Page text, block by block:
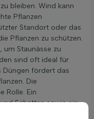
bleiben. Wind kann
Pflanzen
Standort oder das
Pflanzen zu schützen.
um Staunässe zu
sind oft ideal für
Düngen fördert das
Die
Rolle. Ein
Schatten sowie ein